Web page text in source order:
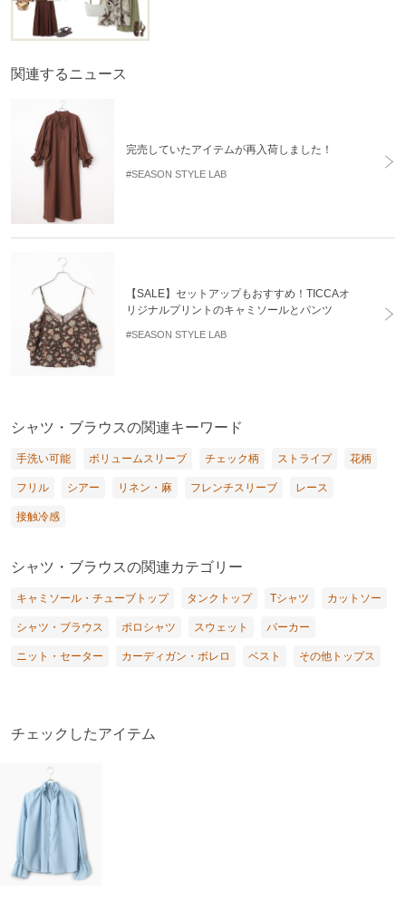
関連するニュース
完売していたアイテムが再入荷しました！
#SEASON STYLE LAB
【SALE】セットアップもおすすめ！TICCAオ
リジナルプリントのキャミソールとパンツ
#SEASON STYLE LAB
シャツ・ブラウスの関連キーワード
手洗い可能 ボリュームスリーブ チェック柄 ストライプ 花柄
フリル シアー リネン・麻 フレンチスリーブ レース
接触冷感
シャツ・ブラウスの関連カテゴリー
キャミソール・チューブトップ タンクトップ Tシャツ カットソー
シャツ・ブラウス ポロシャツ スウェット パーカー
ニット・セーター カーディガン・ボレロ ベスト その他トップス
チェックしたアイテム